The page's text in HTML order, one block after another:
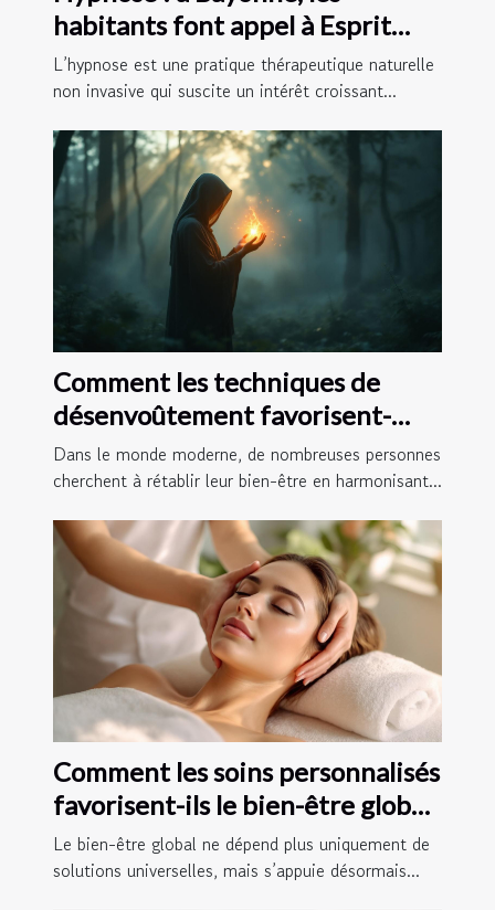
habitants font appel à Esprit
Libre 64 !
L’hypnose est une pratique thérapeutique naturelle
non invasive qui suscite un intérêt croissant...
Comment les techniques de
désenvoûtement favorisent-
elles l'équilibre énergétique ?
Dans le monde moderne, de nombreuses personnes
cherchent à rétablir leur bien-être en harmonisant...
Comment les soins personnalisés
favorisent-ils le bien-être global
?Le bien-être global ne dépend plus uniquement de
solutions universelles, mais s’appuie désormais...